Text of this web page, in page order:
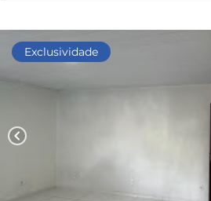
Exclusividade
chevron_left